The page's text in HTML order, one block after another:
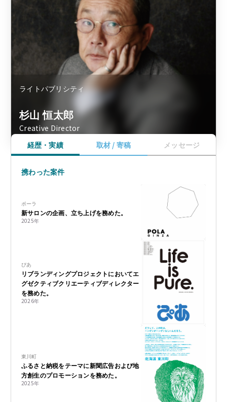
ライトパブリシティ
杉山 恒太郎
Creative Director
経歴・実績
取材 / 寄稿 メッセージ
携わった案件
ポーラ
新サロンの企画、立ち上げを務めた。
2025年
ぴあ
リブランディングプロジェクトにおいてエ
グゼクティブクリエーティブディレクター
を務めた。
2026年
東川町
ふるさと納税をテーマに新聞広告および地
方創生のプロモーションを務めた。
2025年